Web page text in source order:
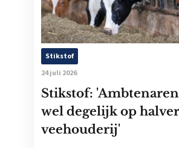
Stikstof
24 juli 2026
Stikstof:
wel degelijk op
veehouderij'